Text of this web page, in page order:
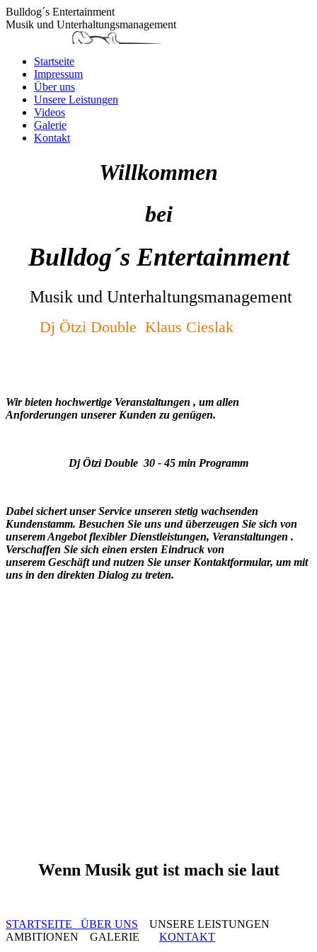
Bulldog´s Entertainment
Musik und Unterhaltungsmanagement
Startseite
Impressum
Über uns
Unsere Leistungen
Videos
Galerie
Kontakt
Willkommen
bei
Bulldog´s Entertainment
Musik und Unterhaltungsmanagement
Dj Ötzi Double Klaus Cieslak
Wir bieten hochwertige Veranstaltungen , um allen
Anforderungen unserer Kunden zu genügen.
Dj Ötzi Double 30 - 45 min Programm
Dabei sichert unser Service unseren stetig wachsenden
Kundenstamm. Besuchen Sie uns und überzeugen Sie sich von
unserem Angebot flexibler Dienstleistungen, Veranstaltungen .
Verschaffen Sie sich einen ersten Eindruck von
unserem Geschäft und nutzen Sie unser Kontaktformular, um mit
uns in den direkten Dialog zu treten.
Wenn Musik gut ist mach sie laut
STARTSEITE ÜBER UNS UNSERE LEISTUNGEN
AMBITIONEN GALERIE KONTAKT